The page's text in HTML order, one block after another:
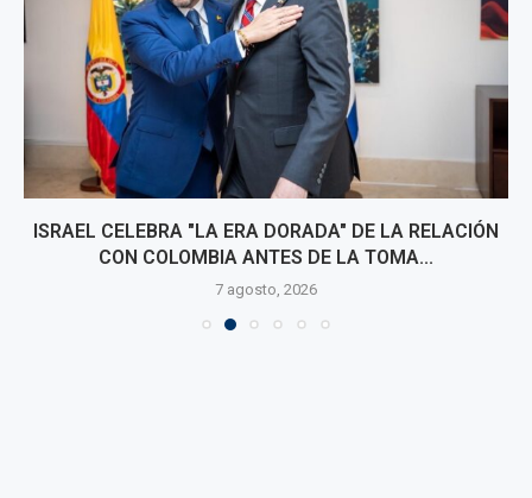
ISRAEL CELEBRA "LA ERA DORADA" DE LA RELACIÓN
CON COLOMBIA ANTES DE LA TOMA...
7 agosto, 2026